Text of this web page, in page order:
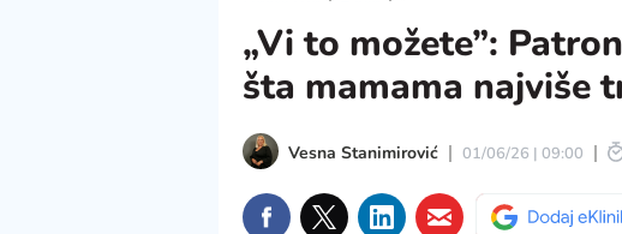
„Vi to možete”:
šta mamama najviše
Vesna Stanimirović 01/06/26 | 09:00